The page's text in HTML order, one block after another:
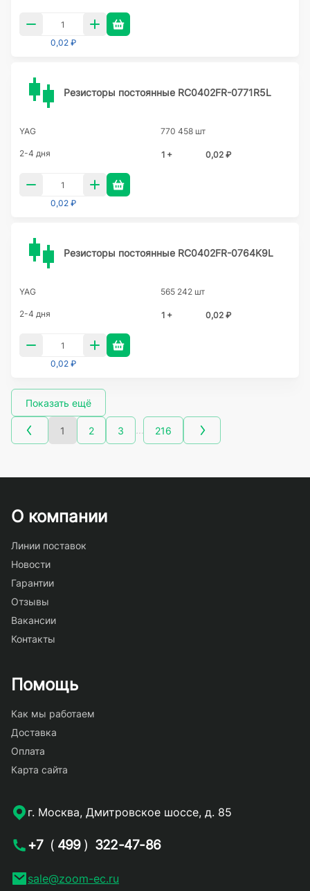
0,02 ₽
Резисторы постоянные RC0402FR-0771R5L
YAG 770 458 шт
2-4 дня 1 + 0,02 ₽
0,02 ₽
Резисторы постоянные RC0402FR-0764K9L
YAG 565 242 шт
2-4 дня 1 + 0,02 ₽
0,02 ₽
Показать ещё
1 2 3 … 216
О компании
Линии поставок
Новости
Гарантии
Отзывы
Вакансии
Контакты
Помощь
Как мы работаем
Доставка
Оплата
Карта сайта
г. Москва, Дмитровское шоссе, д. 85
+7 ( 499 ) 322-47-86
sale@zoom-ec.ru